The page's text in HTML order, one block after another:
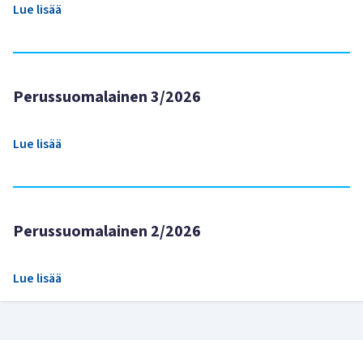
Lue lisää
Perussuomalainen 3/2026
Lue lisää
Perussuomalainen 2/2026
Lue lisää